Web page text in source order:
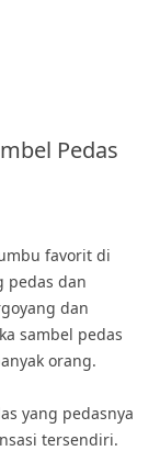
Pedas
favorit di
pedas dan
dan
sambel pedas
orang.
yang pedasnya
tersendiri.